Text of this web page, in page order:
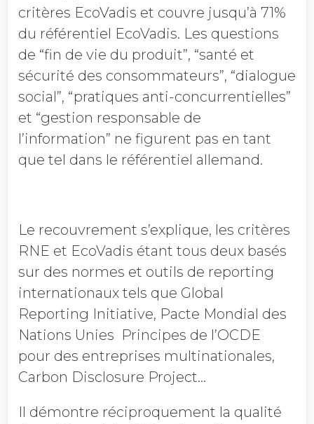
critères EcoVadis et couvre jusqu’à 71%
du référentiel EcoVadis. Les questions
de “fin de vie du produit”, “santé et
sécurité des consommateurs”, “dialogue
social”, “pratiques anti-concurrentielles”
et “gestion responsable de
l’information” ne figurent pas en tant
que tel dans le référentiel allemand.
Le recouvrement s’explique, les critères
RNE et EcoVadis étant tous deux basés
sur des normes et outils de reporting
internationaux tels que Global
Reporting Initiative, Pacte Mondial des
Nations Unies Principes de l’OCDE
pour des entreprises multinationales,
Carbon Disclosure Project…
Il démontre réciproquement la qualité